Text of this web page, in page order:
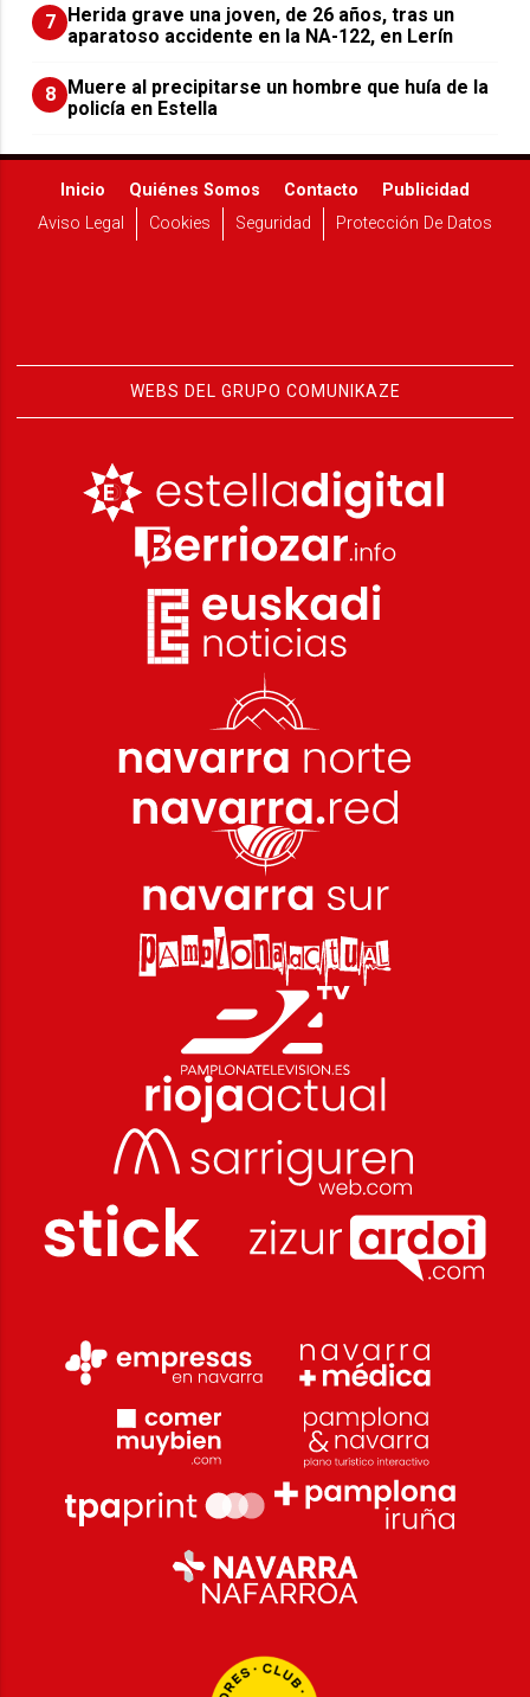
7 Herida grave una joven, de 26 años, tras un
aparatoso accidente en la NA-122, en Lerín
8 Muere al precipitarse un hombre que huía de la
policía en Estella
Inicio Quiénes Somos Contacto
Publicidad
Aviso Legal
Cookies Seguridad Protección De Datos
WEBS DEL GRUPO COMUNIKAZE